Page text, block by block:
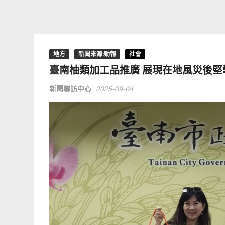
地方 新聞來源:勁報 社會
臺南柚類加工品推廣 展現在地風災後
新聞聯訪中心 2025-09-04